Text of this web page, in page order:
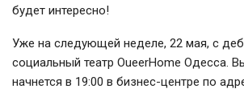
будет интересно!
Уже на следующей неделе, 22 мая, с
социальный театр OueerHome Одесса.
начнется в 19:00 в бизнес-центре по